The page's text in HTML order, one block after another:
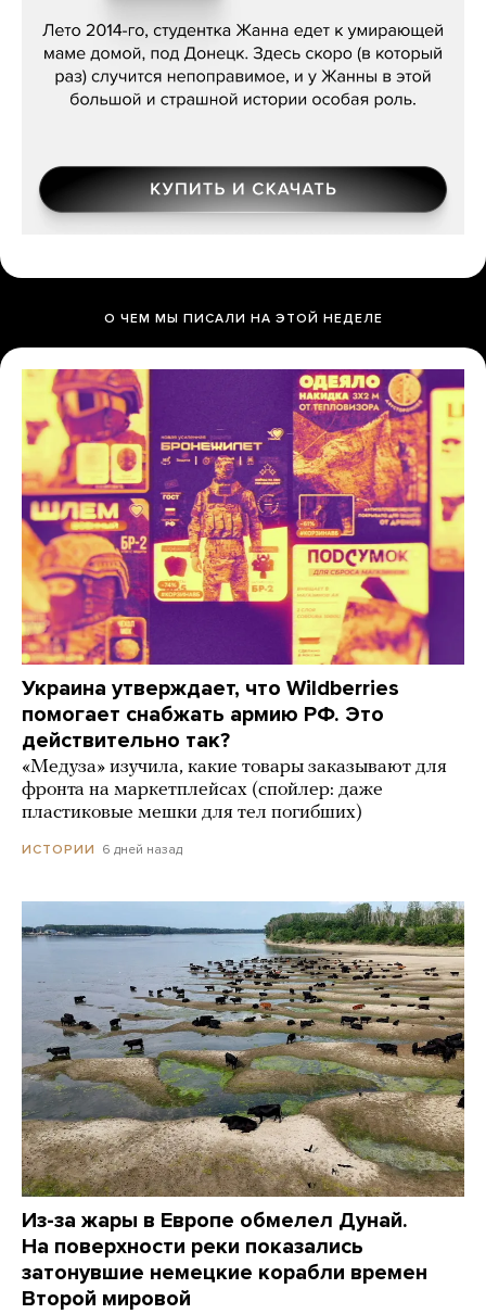
О ЧЕМ МЫ ПИСАЛИ НА ЭТОЙ НЕДЕЛЕ
Украина утверждает, что Wildberries
помогает снабжать армию РФ. Это
действительно так?
«Медуза» изучила, какие товары заказывают для
фронта на маркетплейсах (спойлер: даже
пластиковые мешки для тел погибших)
ИСТОРИИ 6 дней назад
Из-за жары в Европе обмелел Дунай.
На поверхности реки показались
затонувшие немецкие корабли времен
Второй мировой